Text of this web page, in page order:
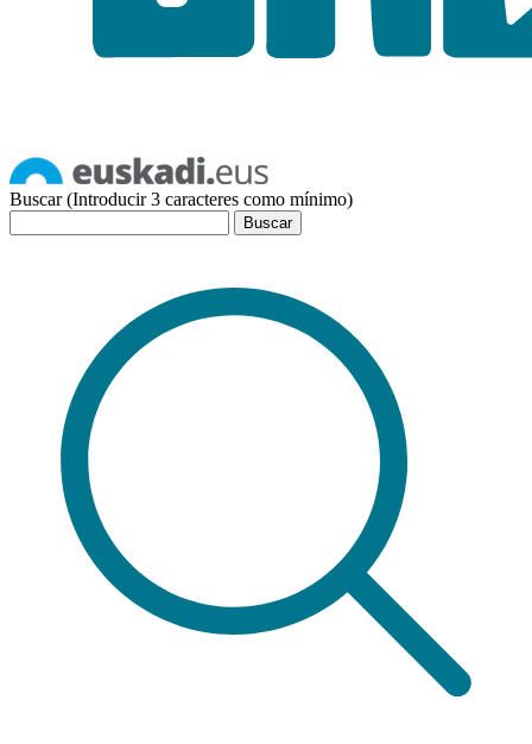
Buscar (Introducir 3 caracteres como mínimo)